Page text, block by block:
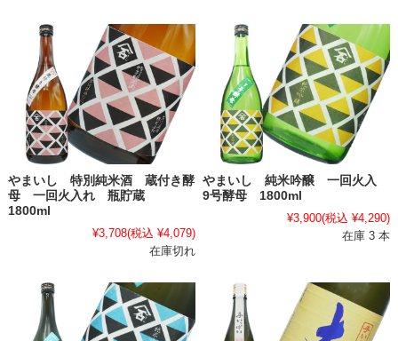
やまいし 特別純米酒 蔵付き酵
母 一回火入れ 瓶貯蔵
1800ml
¥3,708(税込 ¥4,079)
在庫切れ
やまいし 純米吟醸 一回火入
9号酵母 1800ml
¥3,900(税込 ¥4,290)
在庫 3 本